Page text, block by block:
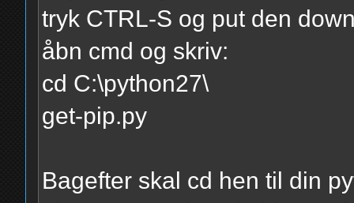
tryk CTRL-S og put den
åbn cmd og skriv:
cd C:\python27\
get-pip.py
Bagefter skal cd hen til din